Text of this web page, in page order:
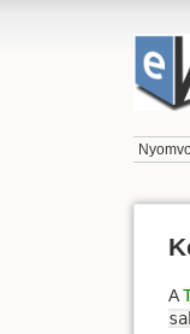
A